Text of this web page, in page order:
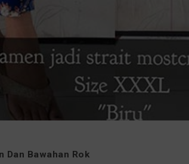
Dan Bawahan Rok